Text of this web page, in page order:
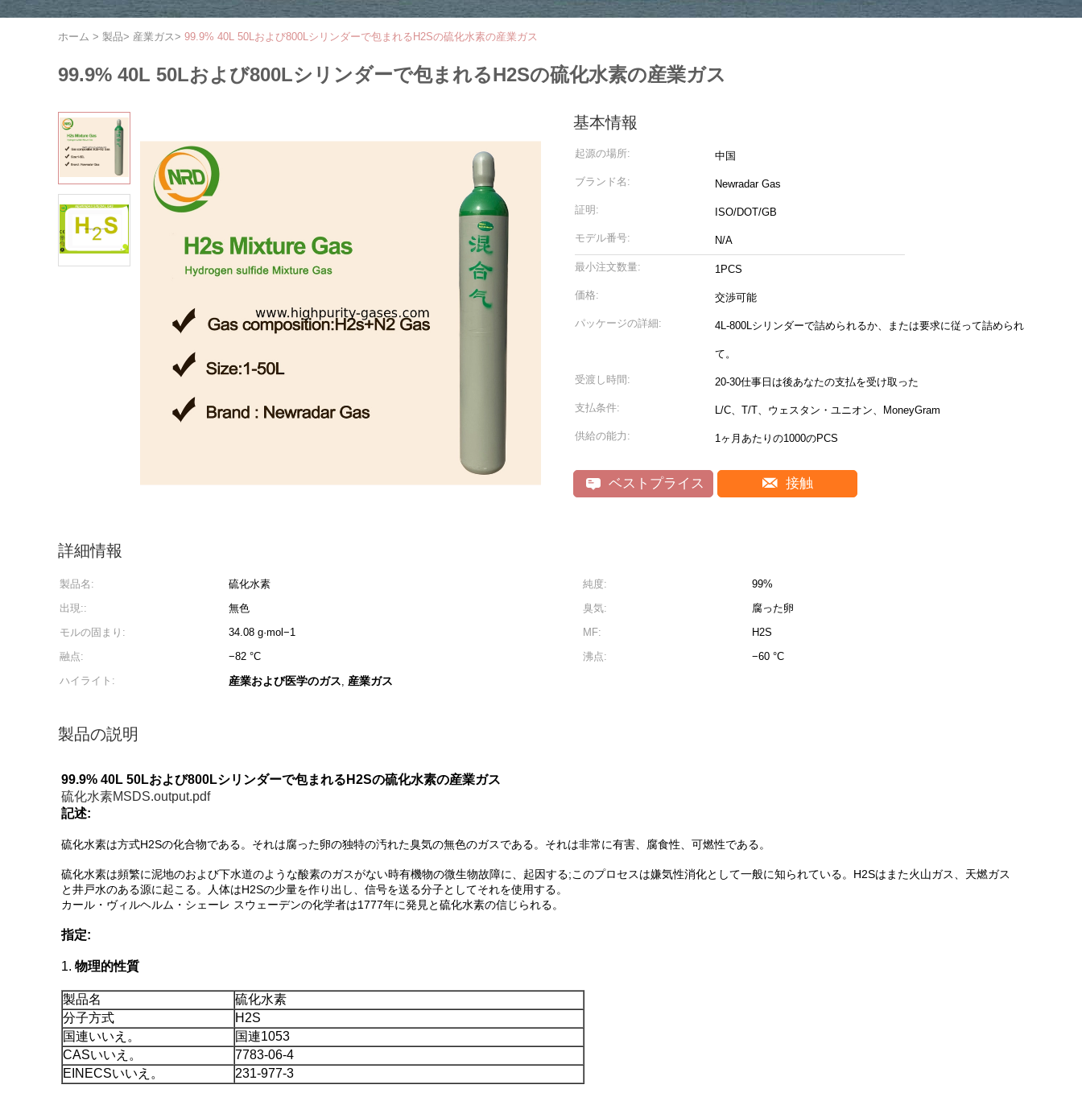
ホーム > 製品> 産業ガス> 99.9% 40L 50Lおよび800Lシリンダーで包まれるH2Sの硫化水素の産業ガス
99.9% 40L 50Lおよび800Lシリンダーで包まれるH2Sの硫化水素の産業ガス
基本情報
起源の場所: 中国
ブランド名: Newradar Gas
証明: ISO/DOT/GB
モデル番号: N/A
最小注文数量: 1PCS
価格: 交渉可能
パッケージの詳細: 4L-800Lシリンダーで詰められるか、または要求に従って詰められ
て。
受渡し時間: 20-30仕事日は後あなたの支払を受け取った
支払条件: L/C、T/T、ウェスタン・ユニオン、MoneyGram
供給の能力: 1ヶ月あたりの1000のPCS
ベストプライス 接触
詳細情報
製品名: 硫化水素 純度:
99%
出現::
無色 臭気:
腐った卵
モルの固まり:
34.08 g·mol−1 MF:
H2S
融点:
−82 °C 沸点:
−60 °C
ハイライト:
産業および医学のガス, 産業ガス
製品の説明
99.9% 40L 50Lおよび800Lシリンダーで包まれるH2Sの硫化水素の産業ガス
硫化水素MSDS.output.pdf
記述:
硫化水素は方式H2Sの化合物である。それは腐った卵の独特の汚れた臭気の無色のガスである。それは非常に有害、腐食性、可燃性である。
硫化水素は頻繁に泥地のおよび下水道のような酸素のガスがない時有機物の微生物故障に、起因する;このプロセスは嫌気性消化として一般に知られている。H2Sはまた火山ガス、天燃ガス
と井戸水のある源に起こる。人体はH2Sの少量を作り出し、信号を送る分子としてそれを使用する。
カール・ヴィルヘルム・シェーレ スウェーデンの化学者は1777年に発見と硫化水素の信じられる。
指定:
1. 物理的性質
製品名
硫化水素
分子方式
H2S
国連いいえ。
国連1053
CASいいえ。
7783-06-4
EINECSいいえ。
231-977-3